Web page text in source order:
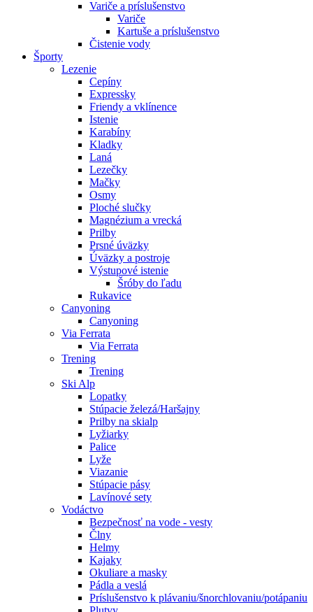
Variče a príslušenstvo
Variče
Kartuše a príslušenstvo
Čistenie vody
Športy
Lezenie
Cepíny
Expressky
Friendy a vklínence
Istenie
Karabíny
Kladky
Laná
Lezečky
Mačky
Osmy
Ploché slučky
Magnézium a vrecká
Prilby
Prsné úväzky
Úväzky a postroje
Výstupové istenie
Šróby do ľadu
Rukavice
Canyoning
Canyoning
Via Ferrata
Via Ferrata
Trening
Trening
Ski Alp
Lopatky
Stúpacie železá/Haršajny
Prilby na skialp
Lyžiarky
Palice
Lyže
Viazanie
Stúpacie pásy
Lavínové sety
Vodáctvo
Bezpečnosť na vode - vesty
Člny
Helmy
Kajaky
Okuliare a masky
Pádla a veslá
Príslušenstvo k plávaniu/šnorchlovaniu/potápaniu